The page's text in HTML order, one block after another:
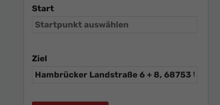
Start
Ziel